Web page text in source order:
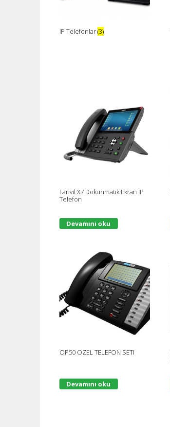
IP Telefonlar(3)
Fanvil X7 Dokunmatik Ekran IP
Telefon
Devamını oku
OP50 OZEL TELEFON SETI
Devamını oku